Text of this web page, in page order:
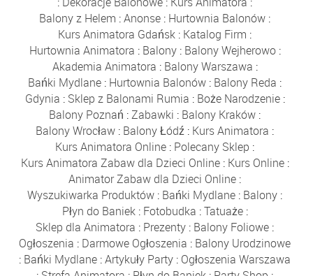
Balony z Helem :Anonse : Hurtownia Balonów :
Kurs Animatora Gdańsk : Katalog Firm :
Hurtownia Animatora : Balony: Balony Wejherowo:
Akademia Animatora : Balony Warszawa :
Bańki Mydlane : Hurtownia Balonów : Balony Reda :
Gdynia : Sklep z Balonami Rumia : Boże Narodzenie:
Balony Poznań :Zabawki : Balony Kraków :
Balony Wrocław : Balony Łódź : Kurs Animatora :
Kurs Animatora Online : Polecany Sklep :
Kurs Animatora Zabaw dla Dzieci Online: Kurs Online:
Animator Zabaw dla Dzieci Online :
Wyszukiwarka Produktów : Bańki Mydlane : Balony :
Płyn do Baniek: Fotobudka :Tatuaże:
Sklep dla Animatora : Prezenty : Balony Foliowe :
Ogłoszenia : Darmowe Ogłoszenia : Balony Urodzinowe
: Bańki Mydlane :Artykuły Party : Ogłoszenia Warszawa